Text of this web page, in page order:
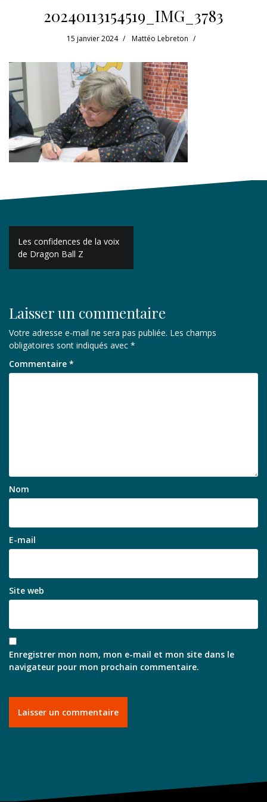
20240113154519_IMG_3783
15 janvier 2024 Mattéo Lebreton
Navigation
de
l’article
Les confidences de la voix
de Dragon Ball Z
Laisser un commentaire
Votre adresse e-mail ne sera pas publiée. Les champs
obligatoires sont indiqués avec *
Commentaire *
Nom
E-mail
Site web
Enregistrer mon nom, mon e-mail et mon site dans le
navigateur pour mon prochain commentaire.